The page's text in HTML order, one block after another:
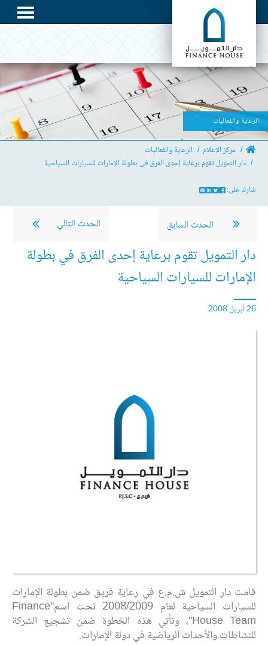
الرعاية والفعاليات
مركز الإعلام
الرعاية والفعاليات
دار التمويل تقوم برعاية إحدى الفرق في بطولة الإمارات للسيارات السياحية
شارك على:
الحدث السابق الحدث التالي
دار التمويل تقوم برعاية إحدى الفرق في بطولة
الإمارات للسيارات السياحية
26 أبريل 2008
قامت دار التمويل ش.م.ع في رعاية فريق ضمن بطولة الإمارات
للسيارات السياحية لعام 2008/2009 تحت اسم"Finance
House Team"، وتأتي هذه الخطوة ضمن تشجيع الشركة
للنشاطات والأحداث الرياضية في دولة الإمارات.